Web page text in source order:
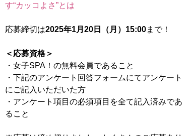
す“カッコよさ”とは
応募締切は2025年1月20日（月）15:00まで！
＜応募資格＞
・女子SPA！の無料会員であること
・下記のアンケート回答フォームにてアンケート
にご記入いただいた方
・アンケート項目の必須項目を全て記入済みであ
ること